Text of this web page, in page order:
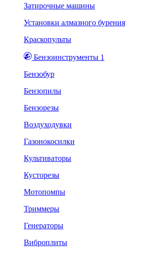
Затирочные машины
Установки алмазного бурения
Краскопульты
Бензоинструменты 1
Бензобур
Бензопилы
Бензорезы
Воздуходувки
Газонокосилки
Культиваторы
Кусторезы
Мотопомпы
Триммеры
Генераторы
Виброплиты